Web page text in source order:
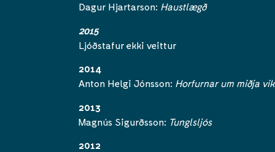
Dagur Hjartarson: Haustlægð
2015
Ljóðstafur ekki veittur
2014
Anton Helgi Jónsson: Horfurnar um miðja
2013
Magnús Sigurðsson: Tunglsljós
2012